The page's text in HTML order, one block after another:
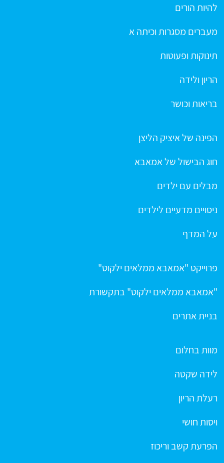
להיות הורים
מעברים מסגרות וכיתה א
תינוקות ופעוטות
הריון ולידה
בריאות וכושר
הפינה של איציק הליצן
חוג הבישול של אמאבא
מבלים עם ילדים
ניסויים מדעיים לילדים
על המדף
פרוייקט "אמאבא ממלאים ילקוט"
"אמאבא ממלאים ילקוט" בתקשורת
בניית אתרים
מוות בחלום
לידה שקטה
רעלת הריון
ויסות חושי
הפרעת קשב וריכוז